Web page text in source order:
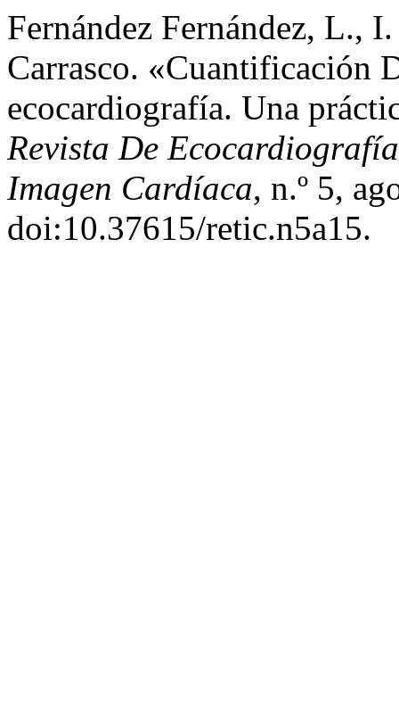
Fernández Fernández, L.,
Carrasco. «Cuantificación
ecocardiografía. Una
Revista De
Imagen Cardíaca, n.º 5,
doi:10.37615/retic.n5a15.